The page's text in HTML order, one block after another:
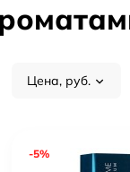
Цена, руб.
-5%